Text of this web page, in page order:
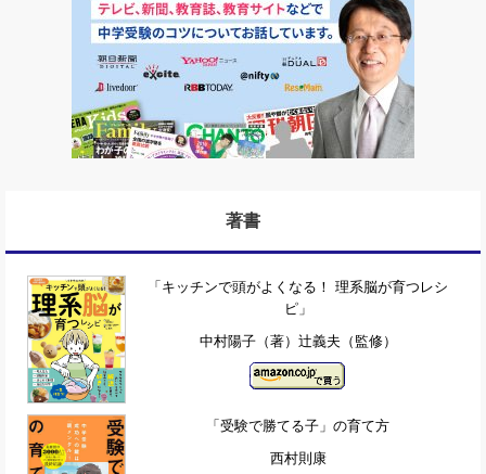
著書
「キッチンで頭がよくなる！ 理系脳が育つレシ
ピ」
中村陽子（著）辻義夫（監修）
「受験で勝てる子」の育て方
西村則康